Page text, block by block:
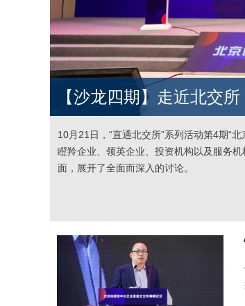
【沙龙四期】走近北交
10月21日，“直通北交所”系列活动第4期“
瞪羚企业、领英企业、投资机构以及服务
面，展开了全面而深入的讨论。